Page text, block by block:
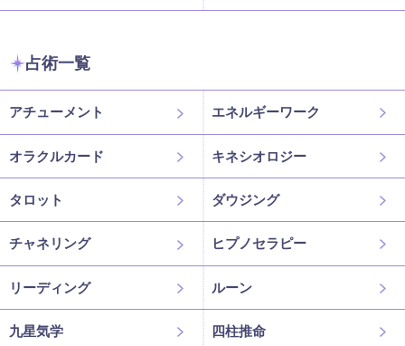
占術一覧
アチューメント エネルギーワーク
オラクルカード キネシオロジー
タロット ダウジング
チャネリング ヒプノセラピー
リーディング ルーン
九星気学 四柱推命